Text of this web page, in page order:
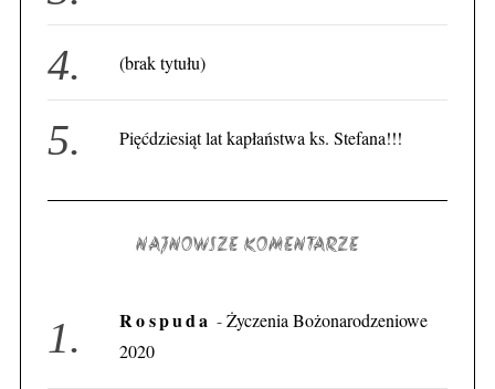
(brak tytułu)
Pięćdziesiąt lat kapłaństwa ks. Stefana!!!
NAJNOWSZE KOMENTARZE
Rospuda -Życzenia Bożonarodzeniowe
2020